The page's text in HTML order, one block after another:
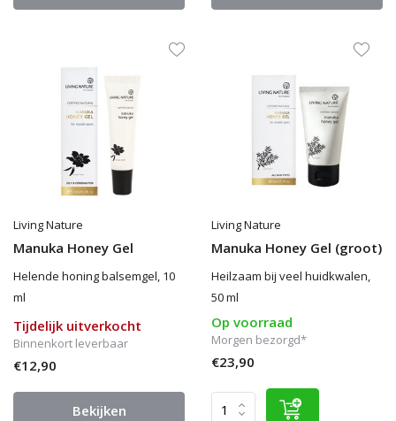
Living Nature
Manuka Honey Gel
Helende honing balsemgel, 10
ml
Tijdelijk uitverkocht
Binnenkort leverbaar
€12,90
Bekijken
Living Nature
Manuka Honey Gel (groot)
Heilzaam bij veel huidkwalen,
50 ml
Op voorraad
Morgen bezorgd*
€23,90